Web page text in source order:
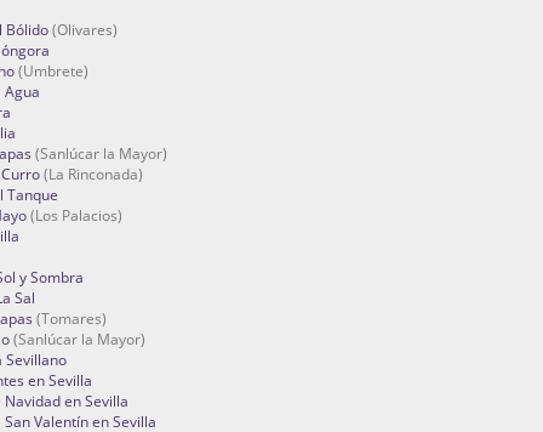
Bólido(Olivares)
(Umbrete)
(Sanlúcar la Mayor)
(La Rinconada)
Tanque
(Los Palacios)
y Sombra
Sal
(Tomares)
(Sanlúcar la Mayor)
Sevillano
en Sevilla
Navidad en Sevilla
Valentín en Sevilla